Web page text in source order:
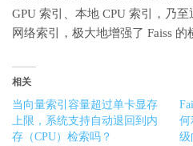
GPU 索引、本地 CPU 索引，乃至
网络索引，极大地增强了 Faiss 的
相关
当向量索引容量超过单卡显存
上限，系统支持自动退回到内
存（CPU）检索吗？
何
级